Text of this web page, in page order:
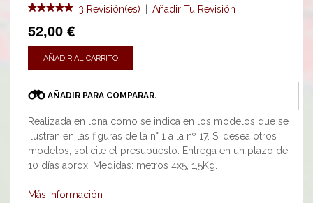
3 Revisión(es)
Añadir Tu Revisión
52,00 €
AÑADIR AL CARRITO
AÑADIR PARA COMPARAR.
Realizada en lona como se indica en los modelos que se
ilustran en las figuras de la n° 1 a la nº 17. Si desea otros
modelos, solicite el presupuesto. Entrega en un plazo de
10 días aprox. Medidas: metros 4x5, 1,5Kg.
Más información